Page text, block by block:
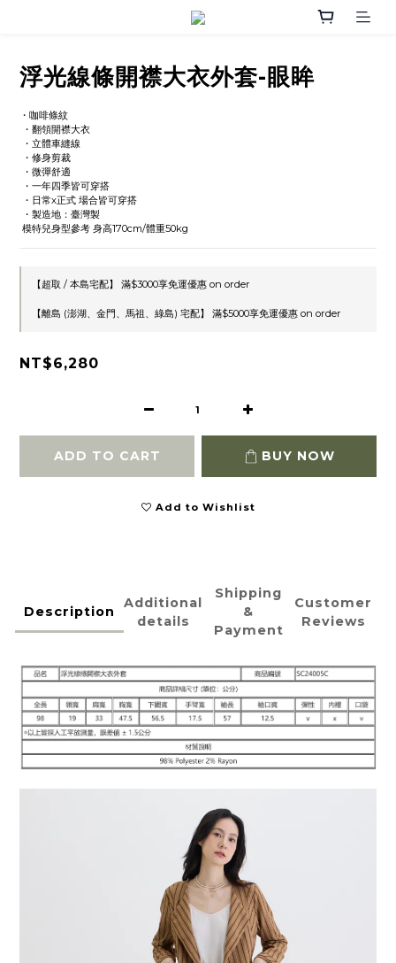
浮光線條開襟大衣外套-眼眸
・咖啡條紋
・翻領開襟大衣
・立體車縫線
・修身剪裁
・微彈舒適
・一年四季皆可穿搭
・日常x正式 場合皆可穿搭
・製造地：臺灣製
模特兒身型參考 身高170cm/體重50kg
【超取 / 本島宅配】 滿$3000享免運優惠 on order
【離島 (澎湖、金門、馬祖、綠島) 宅配】 滿$5000享免運優惠 on order
NT$6,280
ADD TO CART BUY NOW
Add to Wishlist
Description
Additional
details
Shipping
&
Payment
Customer
Reviews